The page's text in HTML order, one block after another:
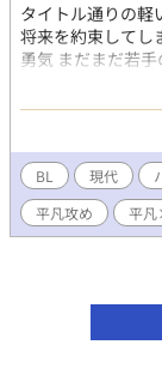
タイトル通りの軽
将来を約束してし
勇気 まだまだ若
酒が入ると本性
い 受 牧野・ハロ
コトハーフの御
れの仔犬ちゃん
の「一夜の関係」
BL 現代
平凡攻め
平